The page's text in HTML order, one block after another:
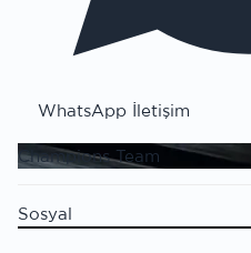
WhatsApp İletişim
Champions Team
Sosyal